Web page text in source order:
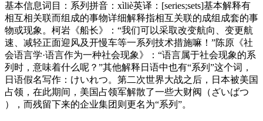
基本信息词目：系列拼音：xìliè英译：[series;sets]基本解释有
相互相关联而组成的事物详细解释指相互关联的成组成套的事
物或现象。柯岩《船长》：“我们可以采取改变航向、变更航
速、减轻正面迎风及开慢车等一系列技术措施嘛！”陈原《社
会语言学·语言作为一种社会现象》：“语言属于社会现象的系
列时，意味着什么呢？”其他解释日语中也有“系列”这个词，
日语假名写作：けいれつ。第二次世界大战之后，日本被美国
占领，在此期间，美国占领军解散了一些大财阀（ざいばつ
），而残留下来的企业集团则更名为“系列”。